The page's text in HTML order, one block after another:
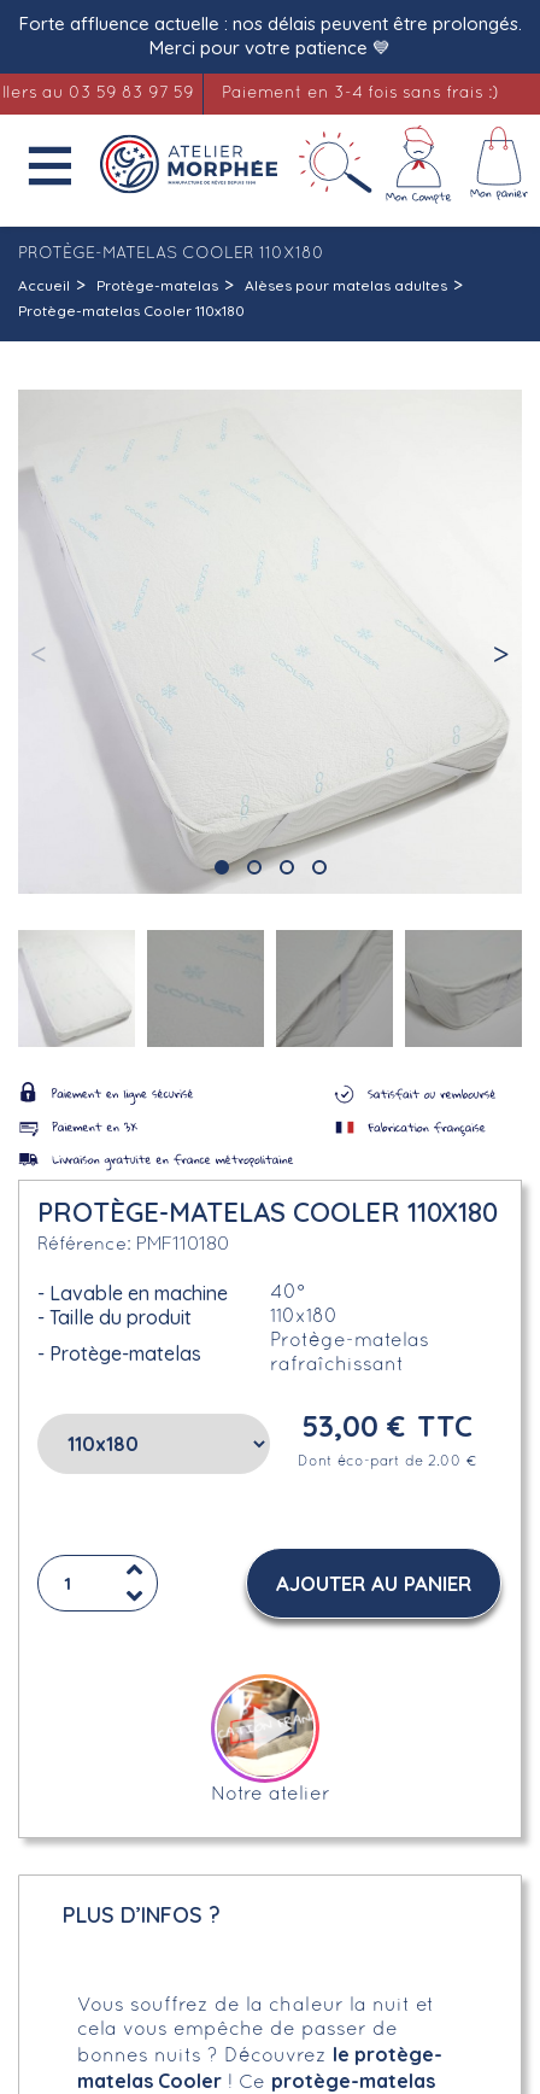
Forte affluence actuelle : nos délais peuvent être prolongés.
Merci pour votre patience 💙
03 59 83 97 59 Paiement en 3-4 fois sans frais :)

PROTÈGE-MATELAS COOLER 110X180
Accueil Protège-matelas
Alèses pour matelas adultes
Protège-matelas Cooler 110x180
PROTÈGE-MATELAS COOLER 110X180
Référence PMF110180
Lavable en machine 40°
Taille du produit 110x180
Protège-matelas
Protège-matelas
rafraîchissant
53,00 € TTC
Dont éco-part de 2.00 €
AJOUTER AU PANIER
Notre atelier
PLUS D’INFOS ?
Vous souffrez de la chaleur la nuit et
cela vous empêche de passer de
bonnes nuits ? Découvrez le protège-
matelas Cooler ! Ce protège-matelas